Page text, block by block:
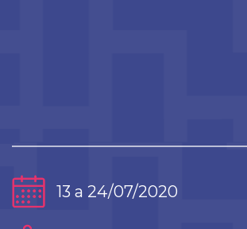
13 a 24/07/2020